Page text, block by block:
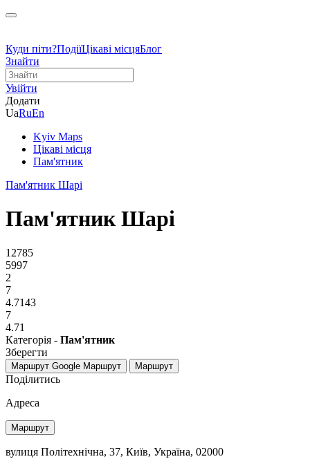
Куди піти?ПодіїЦікаві місцяБлог
Знайти
Увійти
Додати
UaRuEn
Kyiv Maps
Цікаві місця
Пам'ятник
Пам'ятник Шарі
Пам'ятник Шарі
12785
5997
2
7
4.7143
7
4.71
Категорія - Пам'ятник
Зберегти
Маршрут Google Маршрут Маршрут
Поділитись
Адреса
Маршрут
вулиця Політехнічна, 37, Київ, Україна, 02000